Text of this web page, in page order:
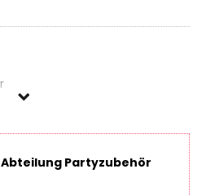
Partyzubehör